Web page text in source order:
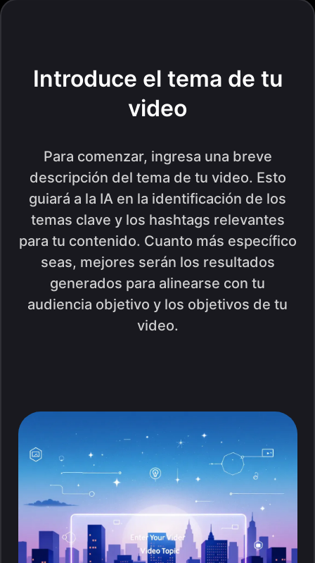
Introduce el tema de tu
video
Para comenzar, ingresa una breve
descripción del tema de tu video. Esto
guiará a la IA en la identificación de los
temas clave y los hashtags relevantes
para tu contenido. Cuanto más específico
seas, mejores serán los resultados
generados para alinearse con tu
audiencia objetivo y los objetivos de tu
video.